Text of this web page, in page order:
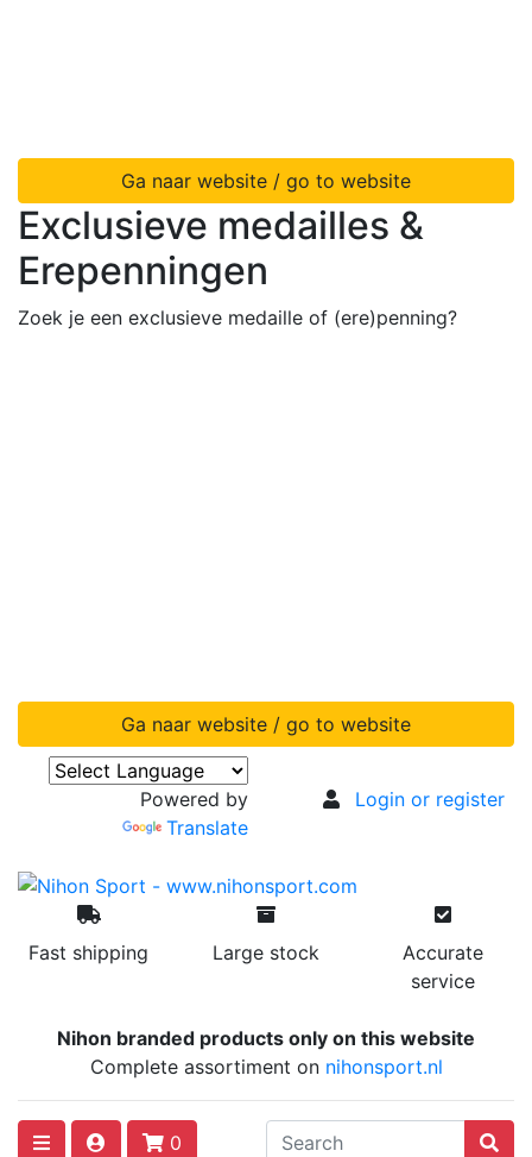
Ga naar website / go to website
Exclusieve medailles &
Erepenningen
Zoek je een exclusieve medaille of (ere)penning?
Ga naar website / go to website
Powered by
Translate
Login or register
Fast shipping Large stock
Accurate
service
Nihon branded products only on this website
Complete assortiment on nihonsport.nl
0